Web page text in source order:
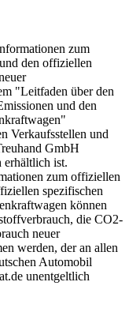
zum
den offiziellen
"Leitfaden über den
und den
Verkaufsstellen und
GmbH
erhältlich ist.
zum offiziellen
spezifischen
können
die CO2-
neuer
werden, der an allen
Automobil
unentgeltlich